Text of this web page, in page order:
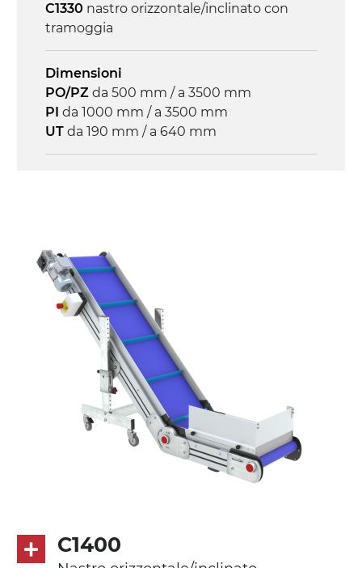
Controllo
C1330 nastro orizzontale/inclinato con
tramoggia
Dimensioni
PO/PZ da 500 mm / a 3500 mm
PI da 1000 mm / a 3500 mm
UT da 190 mm / a 640 mm
Sponde
profilato estruso in lega di alluminio
anodizzato
Supporti di sostegno
cannocchiali con cerniere in lega di
alluminio pressofuso, gambe in tubolare
in metallo zincato, ruote pivottanti
con/senza freno (2+2)
Trasmissione
C1400